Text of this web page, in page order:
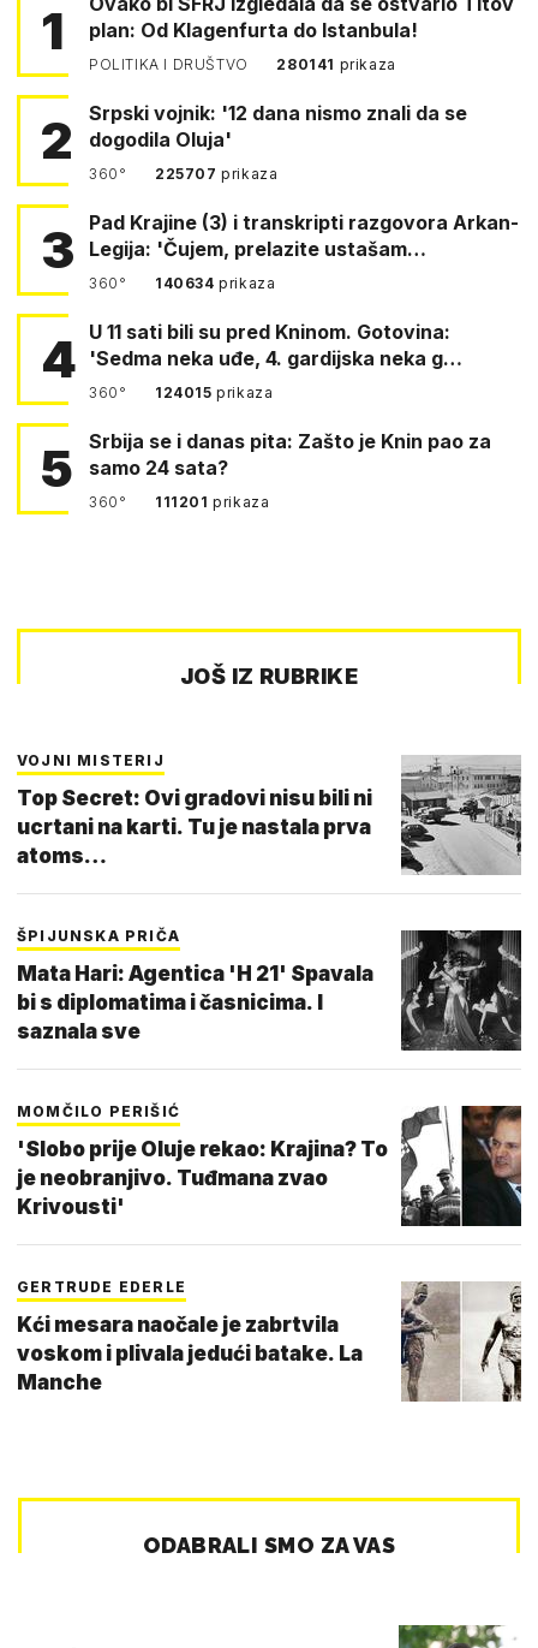
1
plan: Od Klagenfurta do Istanbula!
POLITIKA I DRUŠTVO 280141 prikaza
2
Srpski vojnik: '12 dana nismo znali da se
dogodila Oluja'
360° 225707prikaza
3
Pad Krajine (3) i transkripti razgovora Arkan-
Legija: 'Čujem, prelazite ustašam…
360° 140634prikaza
4 U 11 sati bili su pred Kninom. Gotovina:
'Sedma neka uđe, 4. gardijska neka g…
360° 124015prikaza
5
Srbija se i danas pita: Zašto je Knin pao za
samo 24 sata?
360° 111201prikaza
JOŠ IZ RUBRIKE
VOJNI MISTERIJ
Top Secret: Ovi gradovi nisu bili ni
ucrtani na karti. Tu je nastala prva
atoms…
ŠPIJUNSKA PRIČA
Mata Hari: Agentica 'H 21' Spavala
bi s diplomatima i časnicima. I
saznala sve
MOMČILO PERIŠIĆ
'Slobo prije Oluje rekao: Krajina? To
je neobranjivo. Tuđmana zvao
Krivousti'
GERTRUDE EDERLE
Kći mesara naočale je zabrtvila
voskom i plivala jedući batake. La
Manche